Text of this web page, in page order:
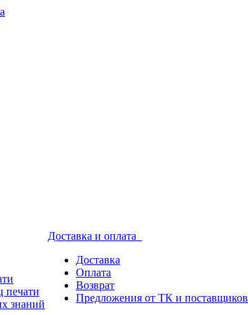
печати
знаний
Доставка и оплата
Доставка
Оплата
Возврат
Предложения от ТК и поставщиков